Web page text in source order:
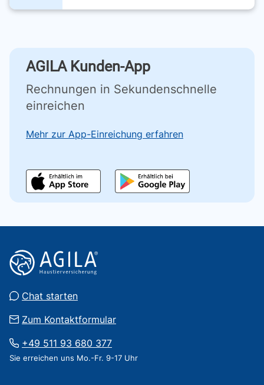
AGILA Kunden-App
Rechnungen in Sekundenschnelle
einreichen
Mehr zur App-Einreichung erfahren